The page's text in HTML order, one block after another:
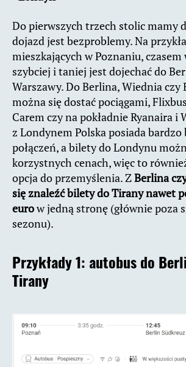
Do pierwszych trzech stolic mamy
dojazd jest bezproblemy. Na
mieszkających w Poznaniu,
szybciej i taniej jest dojechać do
Warszawy. Do Berlina, Wiednia czy
można się dostać pociągami,
Carem czy na pokładnie Ryanaira i
z Londynem Polska posiada bardzo
połączeń, a bilety do Londynu
korzystnych cenach, więc to
opcja do przemyślenia. ZBerlina
się znaleźć bilety do Tirany nawet
eurow jedną stronę (głównie poza
sezonu).
Przykłady 1:autobus do
Tirany